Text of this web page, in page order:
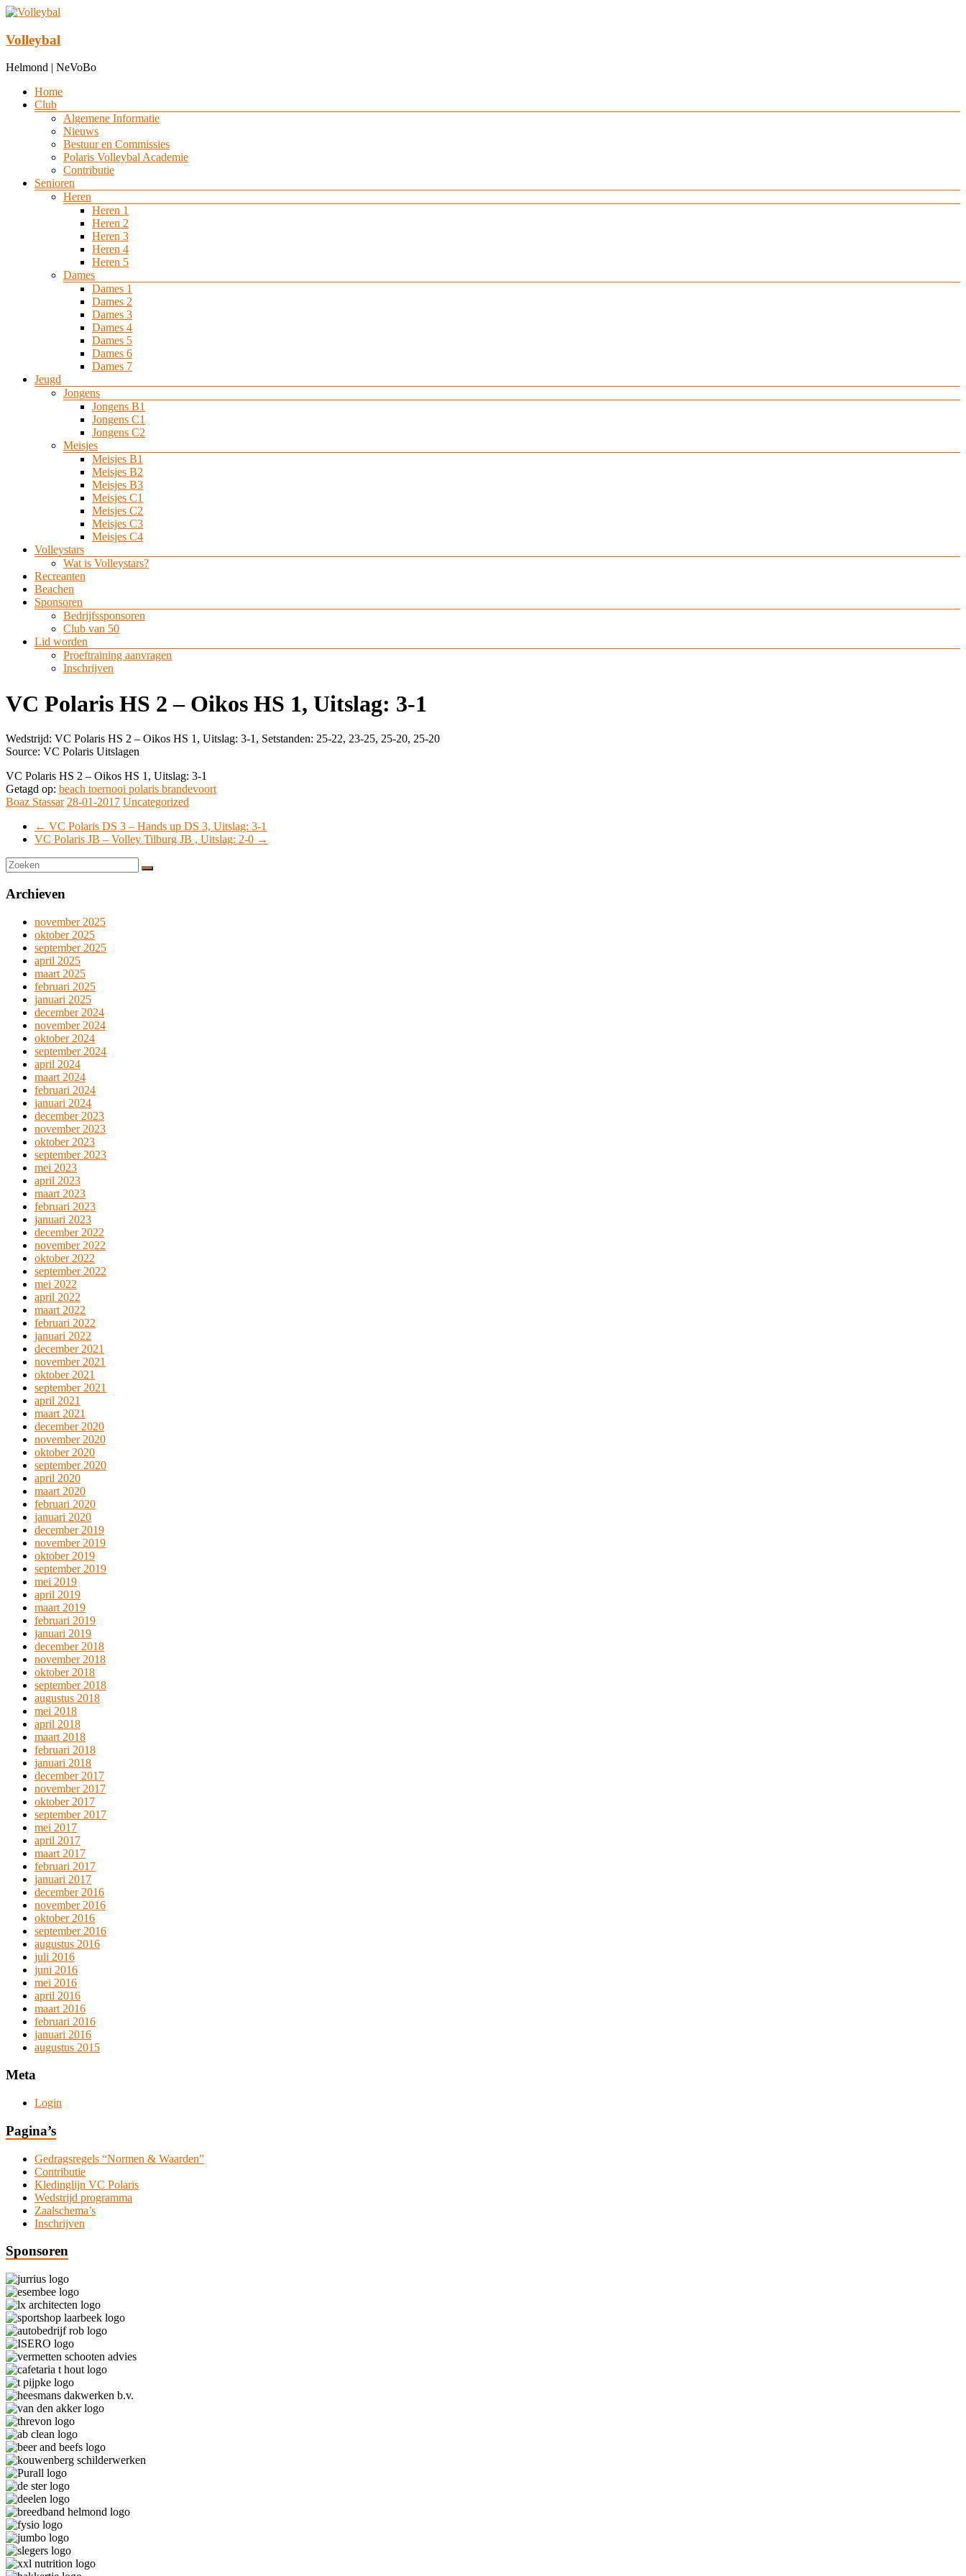
Ga
de
inhoud
Volleybal
Helmond | NeVoBo
Menu
Home
Club
Algemene Informatie
Nieuws
Bestuur en Commissies
Polaris Volleybal Academie
Contributie
Senioren
Heren
Heren 1
Heren 2
Heren 3
Heren 4
Heren 5
Dames
Dames 1
Dames 2
Dames 3
Dames 4
Dames 5
Dames 6
Dames 7
Jeugd
Jongens
Jongens B1
Jongens C1
Jongens C2
Meisjes
Meisjes B1
Meisjes B2
Meisjes B3
Meisjes C1
Meisjes C2
Meisjes C3
Meisjes C4
Volleystars
Wat is Volleystars?
Recreanten
Beachen
Sponsoren
Bedrijfssponsoren
Club van 50
Lid worden
Proeftraining aanvragen
Inschrijven
VC Polaris HS 2 – Oikos HS 1, Uitslag: 3-1
Wedstrijd: VC Polaris HS 2 – Oikos HS 1, Uitslag: 3-1, Setstanden: 25-22, 23-25, 25-20, 25-20
Source: VC Polaris Uitslagen
VC Polaris HS 2 – Oikos HS 1, Uitslag: 3-1
Getagd op: beach toernooi polaris brandevoort
Boaz Stassar 28-01-2017 Uncategorized
← VC Polaris DS 3 – Hands up DS 3, Uitslag: 3-1
VC Polaris JB – Volley Tilburg JB , Uitslag: 2-0 →
Archieven
november 2025
oktober 2025
september 2025
april 2025
maart 2025
februari 2025
januari 2025
december 2024
november 2024
oktober 2024
september 2024
april 2024
maart 2024
februari 2024
januari 2024
december 2023
november 2023
oktober 2023
september 2023
mei 2023
april 2023
maart 2023
februari 2023
januari 2023
december 2022
november 2022
oktober 2022
september 2022
mei 2022
april 2022
maart 2022
februari 2022
januari 2022
december 2021
november 2021
oktober 2021
september 2021
april 2021
maart 2021
december 2020
november 2020
oktober 2020
september 2020
april 2020
maart 2020
februari 2020
januari 2020
december 2019
november 2019
oktober 2019
september 2019
mei 2019
april 2019
maart 2019
februari 2019
januari 2019
december 2018
november 2018
oktober 2018
september 2018
augustus 2018
mei 2018
april 2018
maart 2018
februari 2018
januari 2018
december 2017
november 2017
oktober 2017
september 2017
mei 2017
april 2017
maart 2017
februari 2017
januari 2017
december 2016
november 2016
oktober 2016
september 2016
augustus 2016
juli 2016
juni 2016
mei 2016
april 2016
maart 2016
februari 2016
januari 2016
augustus 2015
Meta
Login
Pagina’s
Gedragsregels “Normen & Waarden”
Contributie
Kledinglijn VC Polaris
Wedstrijd programma
Zaalschema’s
Inschrijven
Sponsoren